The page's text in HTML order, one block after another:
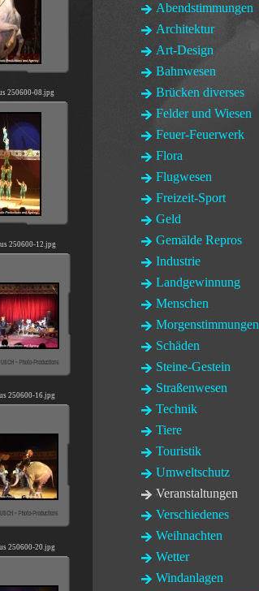
250600-08.jpg
250600-12.jpg
250600-16.jpg
250600-20.jpg
Abendstimmungen
Architektur
Art-Design
Bahnwesen
Brücken diverses
Felder und Wiesen
Feuer-Feuerwerk
Flora
Flugwesen
Freizeit-Sport
Geld
Gemälde Repros
Industrie
Landgewinnung
Menschen
Morgenstimmungen
Schäden
Steine-Gestein
Straßenwesen
Technik
Tiere
Touristik
Umweltschutz
Veranstaltungen
Verschiedenes
Weihnachten
Wetter
Windanlagen